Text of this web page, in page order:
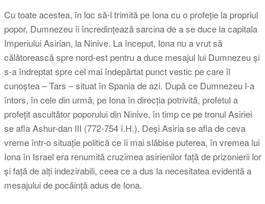
Cu toate acestea, în loc să-l trimită pe Iona cu o profeție la propriul
popor, Dumnezeu îi încredințează sarcina de a se duce la capitala
Imperiului Asirian, la Ninive. La început, Iona nu a vrut să
călătorească spre nord-est pentru a duce mesajul lui Dumnezeu și
s-a îndreptat spre cel mai îndepărtat punct vestic pe care îl
cunoștea – Tars – situat în Spania de azi. După ce Dumnezeu l-a
întors, în cele din urmă, pe Iona în direcția potrivită, profetul a
profețit ascultător poporului din Ninive, în timp ce pe tronul Asiriei
se afla Ashur-dan III (772-754 î.H.). Deși Asiria se afla de ceva
vreme într-o situație politică ce îi mai slăbise puterea, în vremea lui
Iona în Israel era renumită cruzimea asirienilor față de prizonierii lor
și față de alți indezirabili, ceea ce a dus la necesitatea evidentă a
mesajului de pocăință adus de Iona.